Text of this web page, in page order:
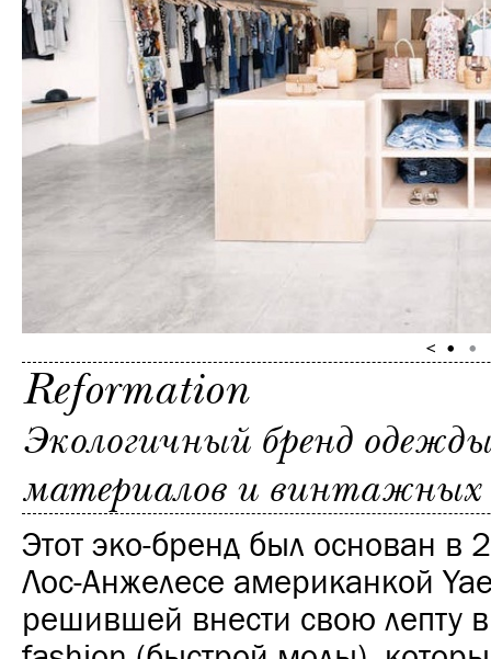
Reformation
Экологичный бренд
материалов и винтажных
Этот эко-бренд был основан в
Лос-Анжелесе американкой
решившей внести свою лепту